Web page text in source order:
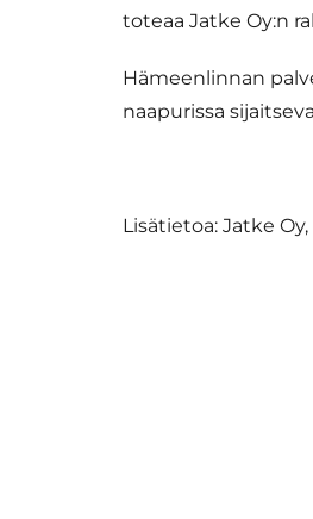
toteaa Jatke Oy:n
Hämeenlinnan
naapurissa
Lisätietoa: Jatke